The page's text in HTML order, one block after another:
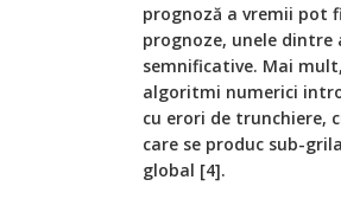
prognoză a vremii pot
prognoze, unele
semnificative. Mai
algoritmi numerici
cu erori de trunchiere,
care se produc sub-
global [4].